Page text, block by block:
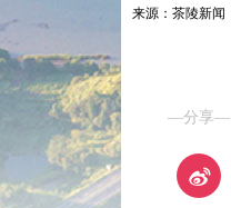
来源：茶陵新闻
—分享—